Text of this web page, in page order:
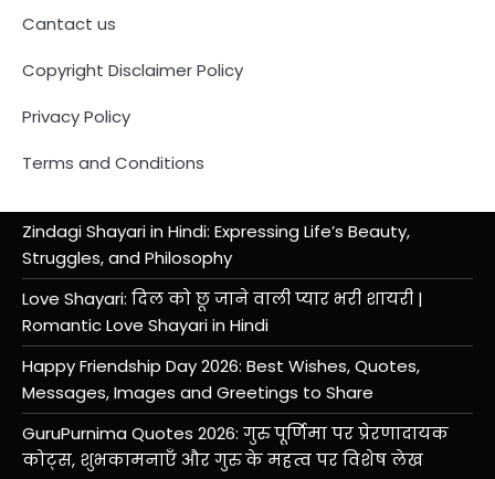
Cantact us
Copyright Disclaimer Policy
Privacy Policy
Terms and Conditions
Zindagi Shayari in Hindi: Expressing Life’s Beauty,
Struggles, and Philosophy
Love Shayari: दिल को छू जाने वाली प्यार भरी शायरी |
Romantic Love Shayari in Hindi
Happy Friendship Day 2026: Best Wishes, Quotes,
Messages, Images and Greetings to Share
GuruPurnima Quotes 2026: गुरु पूर्णिमा पर प्रेरणादायक
कोट्स, शुभकामनाएँ और गुरु के महत्व पर विशेष लेख